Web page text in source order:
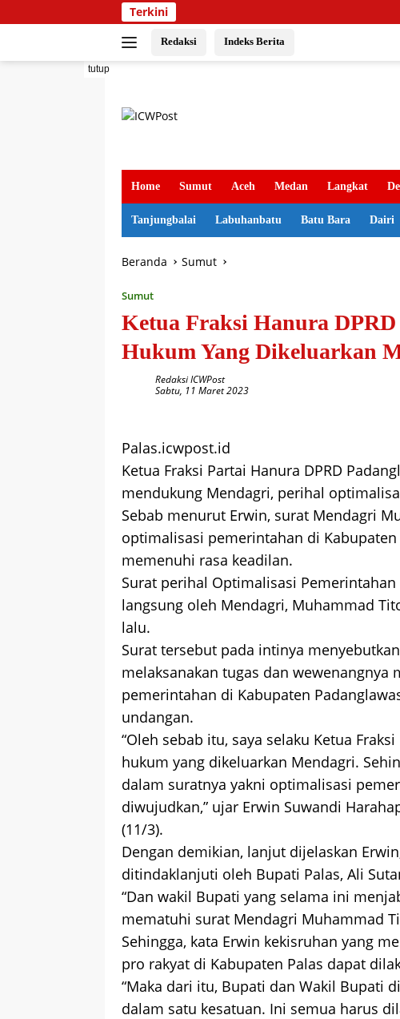
ke
Terkini
Redaksi Indeks Berita
tutup
Home Sumut Aceh Medan Langkat
Tanjungbalai Labuhanbatu Batu Bara Dairi
Beranda Sumut
Sumut
Ketua Fraksi Hanura
Hukum Yang Dikeluarkan
Redaksi ICWPost
Sabtu, 11 Maret 2023
Palas.icwpost.id
Ketua Fraksi Partai Hanura DPRD
mendukung Mendagri, perihal
Sebab menurut Erwin, surat Mendagri
optimalisasi pemerintahan di
memenuhi rasa keadilan.
Surat perihal Optimalisasi
langsung oleh Mendagri, Muhammad
lalu.
Surat tersebut pada intinya
melaksanakan tugas dan wewenangnya
pemerintahan di Kabupaten
undangan.
“Oleh sebab itu, saya selaku Ketua
hukum yang dikeluarkan Mendagri.
dalam suratnya yakni optimalisasi
diwujudkan,” ujar Erwin Suwandi
(11/3).
Dengan demikian, lanjut dijelaskan
ditindaklanjuti oleh Bupati Palas, Ali
“Dan wakil Bupati yang selama ini
mematuhi surat Mendagri Muhammad
Sehingga, kata Erwin kekisruhan yang
pro rakyat di Kabupaten Palas dapat
“Maka dari itu, Bupati dan Wakil Bupati
dalam satu kesatuan. Ini semua harus